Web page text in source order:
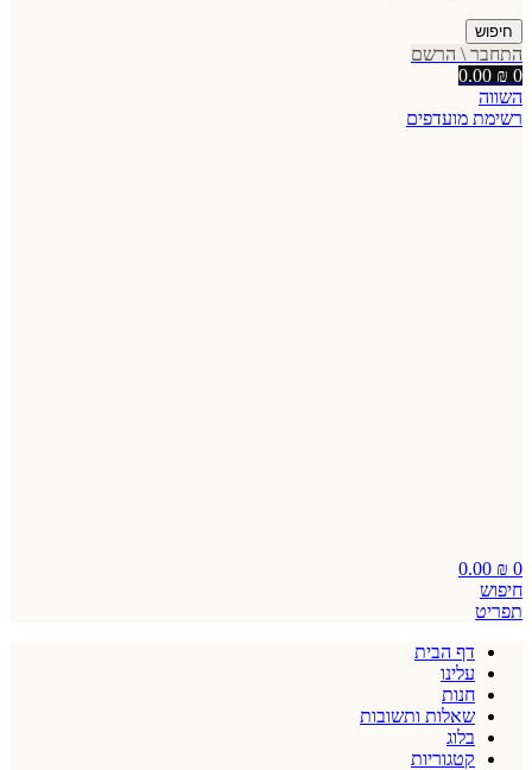
חיפוש
התחבר \ הרשם
0
0.00 ₪
השווה
רשימת מועדפים
0
0.00 ₪
חיפוש
תפריט
דף הבית
עלינו
חנות
שאלות ותשובות
בלוג
קטגוריות